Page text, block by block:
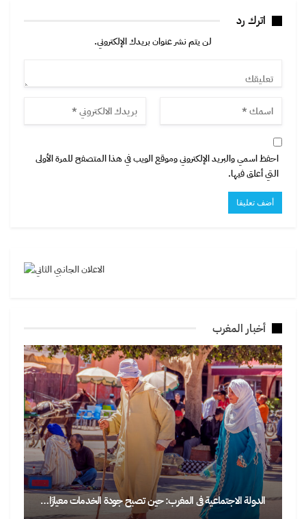
اترك رد
لن يتم نشر عنوان بريدك الإلكتروني.
احفظ اسمي والبريد الإلكتروني وموقع الويب في هذا المتصفح للمرة الأولى
التي أعلق فيها.
أخبار المغرب
الدولة الاجتماعية في المغرب: حين تصبح جودة الخدمات معيارًا…